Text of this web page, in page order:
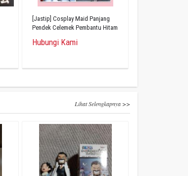
[Jastip] Cosplay Maid Panjang
Pendek Celemek Pembantu Hitam
Hubungi Kami
Lihat Selengkapnya >>